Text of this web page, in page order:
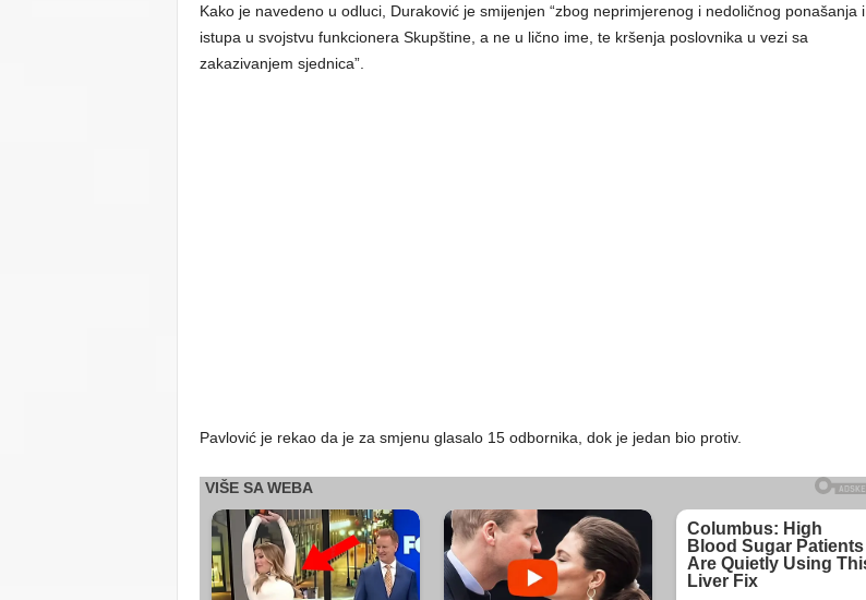
Kako je navedeno u odluci, Duraković je smijenjen “zbog neprimjerenog i nedoličnog ponašanja i
istupa u svojstvu funkcionera Skupštine, a ne u lično ime, te kršenja poslovnika u vezi sa
zakazivanjem sjednica”.
Pavlović je rekao da je za smjenu glasalo 15 odbornika, dok je jedan bio protiv.